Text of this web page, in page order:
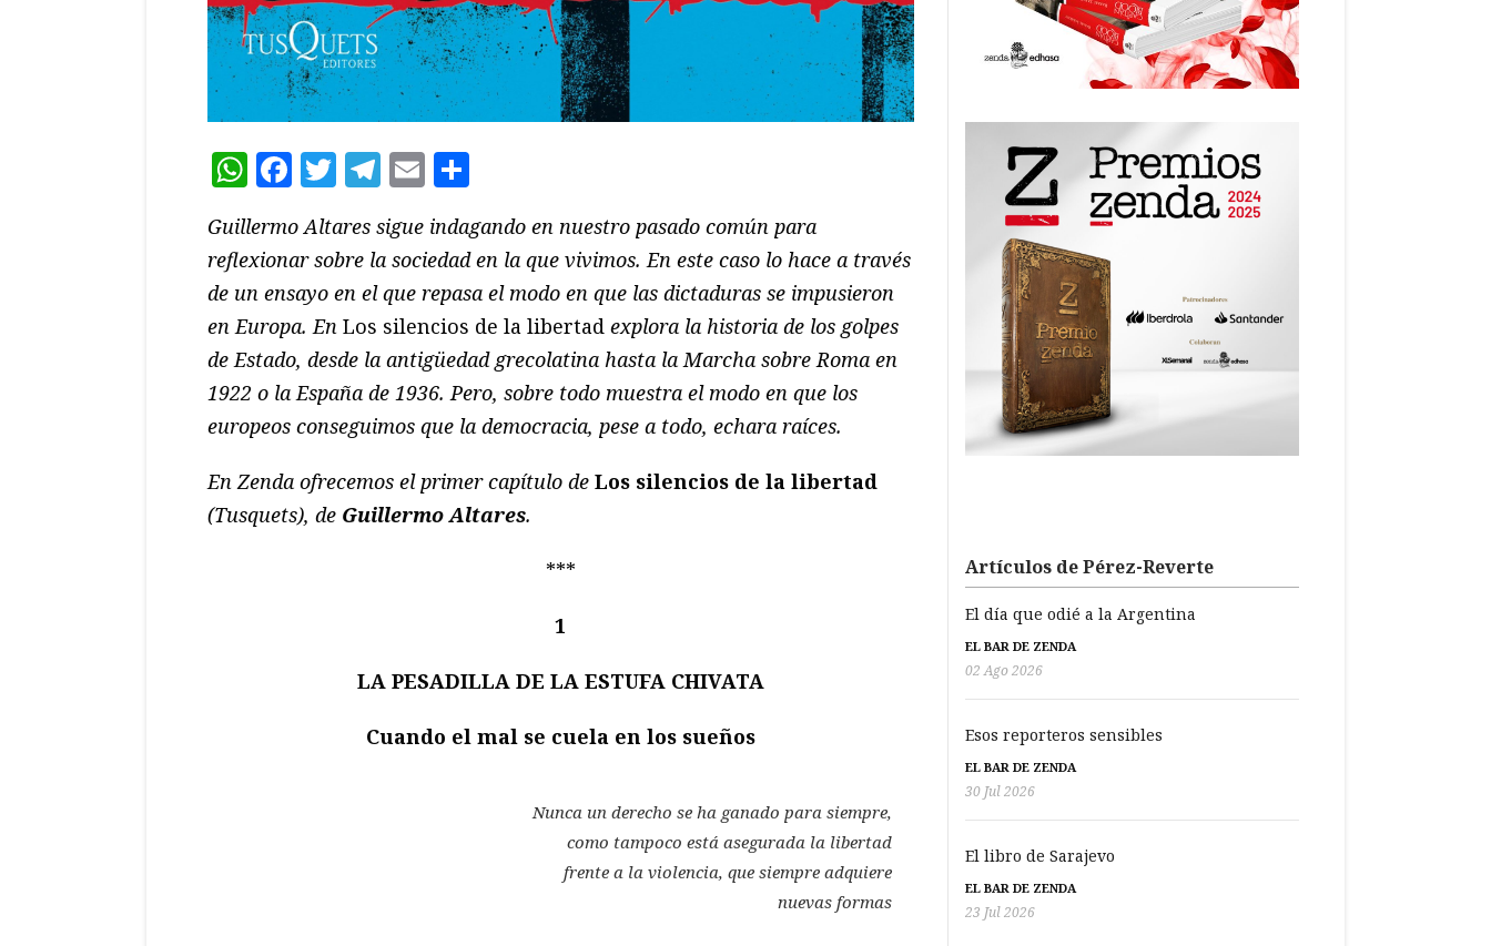
WhatsApp
Facebook
Twitter
Telegram
Email
Guillermo Altares sigue indagando en nuestro pasado común para
reflexionar sobre la sociedad en la que vivimos. En este caso lo hace a través
de un ensayo en el que repasa el modo en que las dictaduras se impusieron
en Europa. En Los silencios de la libertad explora la historia de los golpes
de Estado, desde la antigüedad grecolatina hasta la Marcha sobre Roma en
1922 o la España de 1936. Pero, sobre todo muestra el modo en que los
europeos conseguimos que la democracia, pese a todo, echara raíces.
En Zenda ofrecemos el primer capítulo de Los silencios de la libertad
(Tusquets), de Guillermo Altares.
***
1
LA PESADILLA DE LA ESTUFA CHIVATA
Cuando el mal se cuela en los sueños
Nunca un derecho se ha ganado para siempre,
como tampoco está asegurada la libertad
frente a la violencia, que siempre adquiere
nuevas formas
Artículos de Pérez-Reverte
El día que odié a la Argentina
EL BAR DE ZENDA
02 Ago 2026
Esos reporteros sensibles
EL BAR DE ZENDA
30 Jul 2026
El libro de Sarajevo
EL BAR DE ZENDA
23 Jul 2026